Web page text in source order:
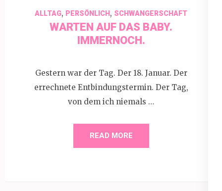
ALLTAG, PERSÖNLICH , SCHWANGERSCHAFT
WARTEN AUF DAS BABY.
IMMERNOCH.
Gestern war der Tag. Der 18. Januar. Der
errechnete Entbindungstermin. Der Tag,
von dem ich niemals …
READ MORE